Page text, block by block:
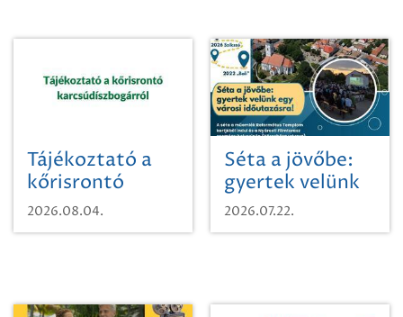
Tájékoztató a
kőrisrontó
karcsúdíszbogárról
2026.08.04.
Séta a jövőbe:
gyertek velünk
egy városi
időutazásra!
2026.07.22.